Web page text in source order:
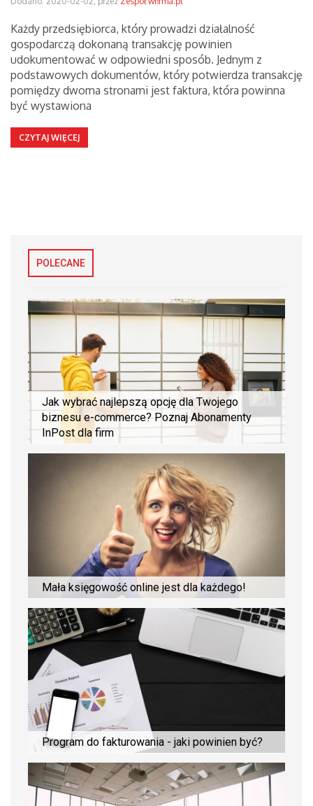
Każdy przedsiębiorca, który prowadzi działalność
gospodarczą dokonaną transakcję powinien
udokumentować w odpowiedni sposób. Jednym z
podstawowych dokumentów, który potwierdza transakcję
pomiędzy dwoma stronami jest faktura, która powinna
być wystawiona
CZYTAJ WIĘCEJ
POLECANE
Jak wybrać najlepszą opcję dla Twojego
biznesu e-commerce? Poznaj Abonamenty
InPost dla firm
Mała księgowość online jest dla każdego!
Program do fakturowania - jaki powinien być?